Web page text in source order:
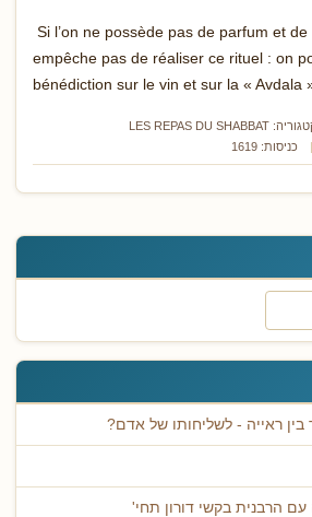
ראייה - לשליחותו של אדם?
הרבנית בקשי דורון תחי'
Si l’on ne possède pas de parfum et
empêche pas de réaliser ce rituel : on
bénédiction sur le vin et sur la « Avdala
LES REPAS DU SHABBAT
כניסות: 1619